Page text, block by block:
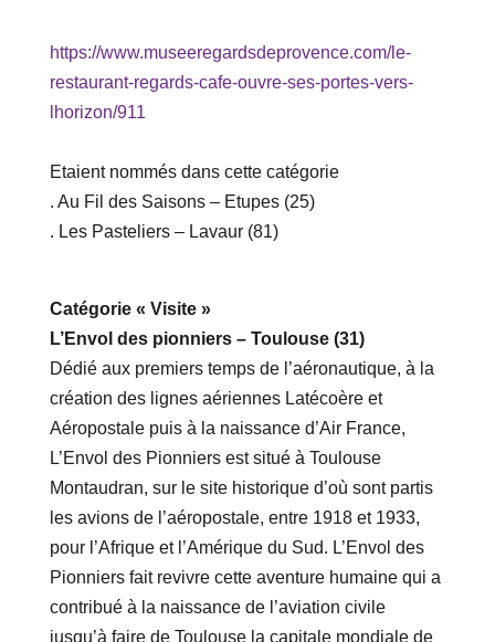
https://www.museeregardsdeprovence.com/le-
restaurant-regards-cafe-ouvre-ses-portes-vers-
lhorizon/911
Etaient nommés dans cette catégorie
. Au Fil des Saisons – Etupes (25)
. Les Pasteliers – Lavaur (81)
Catégorie « Visite »
L’Envol des pionniers – Toulouse (31)
Dédié aux premiers temps de l’aéronautique, à la
création des lignes aériennes Latécoère et
Aéropostale puis à la naissance d’Air France,
L’Envol des Pionniers est situé à Toulouse
Montaudran, sur le site historique d’où sont partis
les avions de l’aéropostale, entre 1918 et 1933,
pour l’Afrique et l’Amérique du Sud. L’Envol des
Pionniers fait revivre cette aventure humaine qui a
contribué à la naissance de l’aviation civile
jusqu’à faire de Toulouse la capitale mondiale de